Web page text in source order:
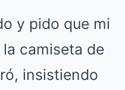
y pido que mi
camiseta de
insistiendo